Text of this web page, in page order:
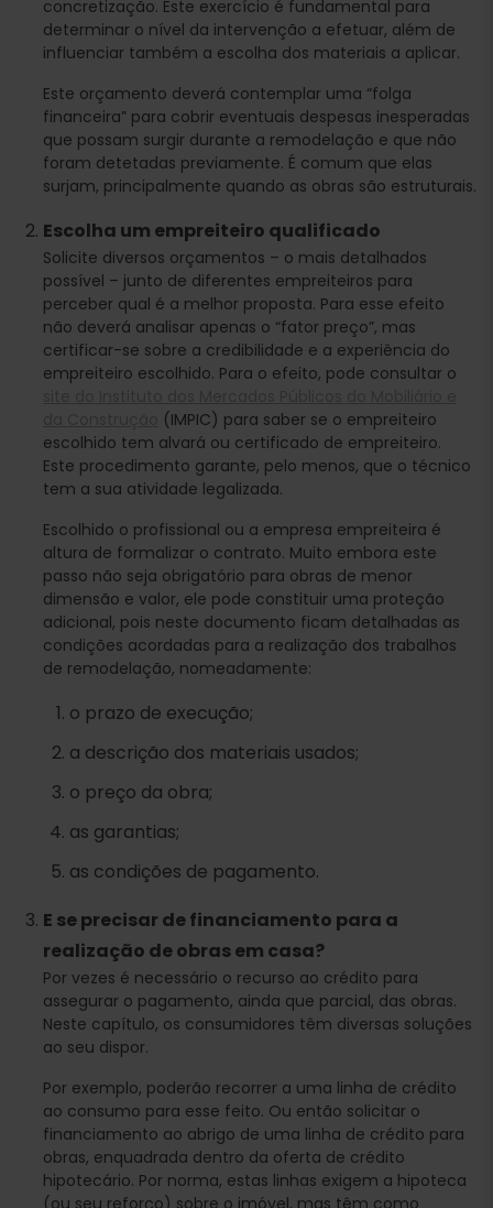
concretização. Este exercício é fundamental para
determinar o nível da intervenção a efetuar, além de
influenciar também a escolha dos materiais a aplicar.
Este orçamento deverá contemplar uma “folga
financeira” para cobrir eventuais despesas inesperadas
que possam surgir durante a remodelação e que não
foram detetadas previamente. É comum que elas
surjam, principalmente quando as obras são estruturais.
Escolha um empreiteiro qualificado
Solicite diversos orçamentos – o mais detalhados
possível – junto de diferentes empreiteiros para
perceber qual é a melhor proposta. Para esse efeito
não deverá analisar apenas o “fator preço”, mas
certificar-se sobre a credibilidade e a experiência do
empreiteiro escolhido. Para o efeito, pode consultar o
(IMPIC) para saber se o empreiteiro
escolhido tem alvará ou certificado de empreiteiro.
Este procedimento garante, pelo menos, que o técnico
tem a sua atividade legalizada.
Escolhido o profissional ou a empresa empreiteira é
altura de formalizar o contrato. Muito embora este
passo não seja obrigatório para obras de menor
dimensão e valor, ele pode constituir uma proteção
adicional, pois neste documento ficam detalhadas as
condições acordadas para a realização dos trabalhos
de remodelação, nomeadamente:
o prazo de execução;
a descrição dos materiais usados;
o preço da obra;
as garantias;
as condições de pagamento.
E se precisar de financiamento para a
realização de obras em casa?
Por vezes é necessário o recurso ao crédito para
assegurar o pagamento, ainda que parcial, das obras.
Neste capítulo, os consumidores têm diversas soluções
ao seu dispor.
Por exemplo, poderão recorrer a uma linha de crédito
ao consumo para esse feito. Ou então solicitar o
financiamento ao abrigo de uma linha de crédito para
obras, enquadrada dentro da oferta de crédito
hipotecário. Por norma, estas linhas exigem a hipoteca
(ou seu reforço) sobre o imóvel, mas têm como